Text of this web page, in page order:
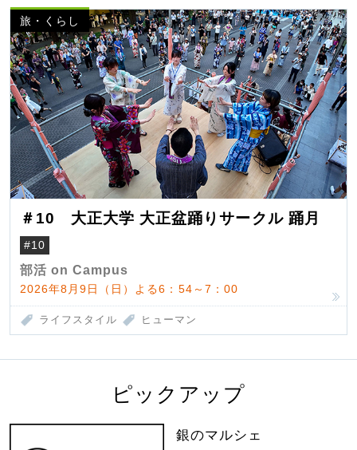
旅・くらし
＃10 大正大学 大正盆踊りサークル 踊月
#10
部活 on Campus
2026年8月9日（日）よる6：54～7：00
ライフスタイル ヒューマン
ピックアップ
銀のマルシェ